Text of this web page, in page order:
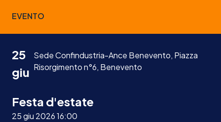
EVENTO
Festa d'estate
25 giu 2026 16:00
25
giu
Sede Confindustria-Ance Benevento, Piazza
Risorgimento n°6, Benevento